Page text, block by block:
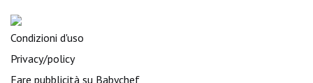
Condizioni d'uso
Privacy/policy
Fare pubblicità su Babychef